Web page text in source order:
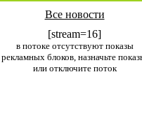
Все новости
[stream=16]
в потоке отсутствуют показы
рекламных блоков, назначьте
или отключите поток